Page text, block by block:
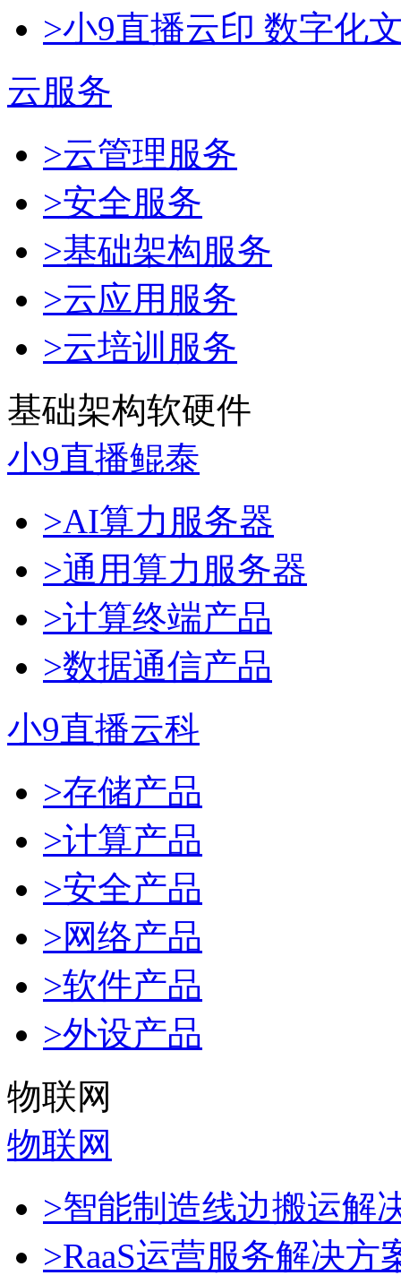
>小9直播云印 数字化
云服务
>云管理服务
>安全服务
>基础架构服务
>云应用服务
>云培训服务
基础架构软硬件
小9直播鲲泰
>AI算力服务器
>通用算力服务器
>计算终端产品
>数据通信产品
小9直播云科
>存储产品
>计算产品
>安全产品
>网络产品
>软件产品
>外设产品
物联网
物联网
>智能制造线边搬运解
>RaaS运营服务解决方